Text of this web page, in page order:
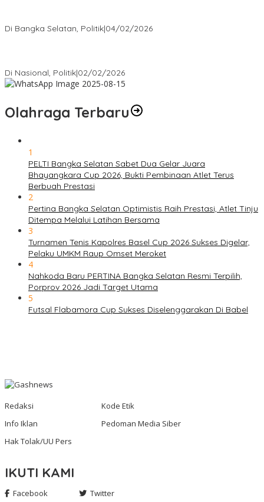
Di Bangka Selatan, Politik|04/02/2026
Di Nasional, Politik|02/02/2026
Olahraga Terbaru
1
PELTI Bangka Selatan Sabet Dua Gelar Juara
Bhayangkara Cup 2026, Bukti Pembinaan Atlet Terus
Berbuah Prestasi
2
Pertina Bangka Selatan Optimistis Raih Prestasi, Atlet Tinju
Ditempa Melalui Latihan Bersama
3
Turnamen Tenis Kapolres Basel Cup 2026 Sukses Digelar,
Pelaku UMKM Raup Omset Meroket
4
Nahkoda Baru PERTINA Bangka Selatan Resmi Terpilih,
Porprov 2026 Jadi Target Utama
5
Futsal Flabamora Cup Sukses Diselenggarakan Di Babel
Redaksi
Kode Etik
Info Iklan
Pedoman Media Siber
Hak Tolak/UU Pers
IKUTI KAMI
Facebook Twitter